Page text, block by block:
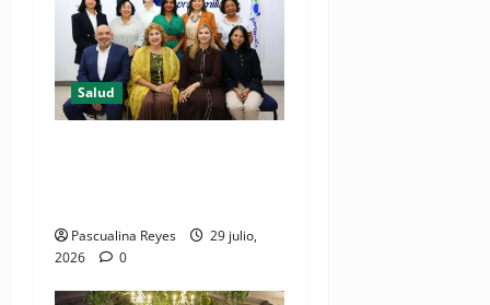
Salud
Pascualina Reyes
29 julio,
2026
0